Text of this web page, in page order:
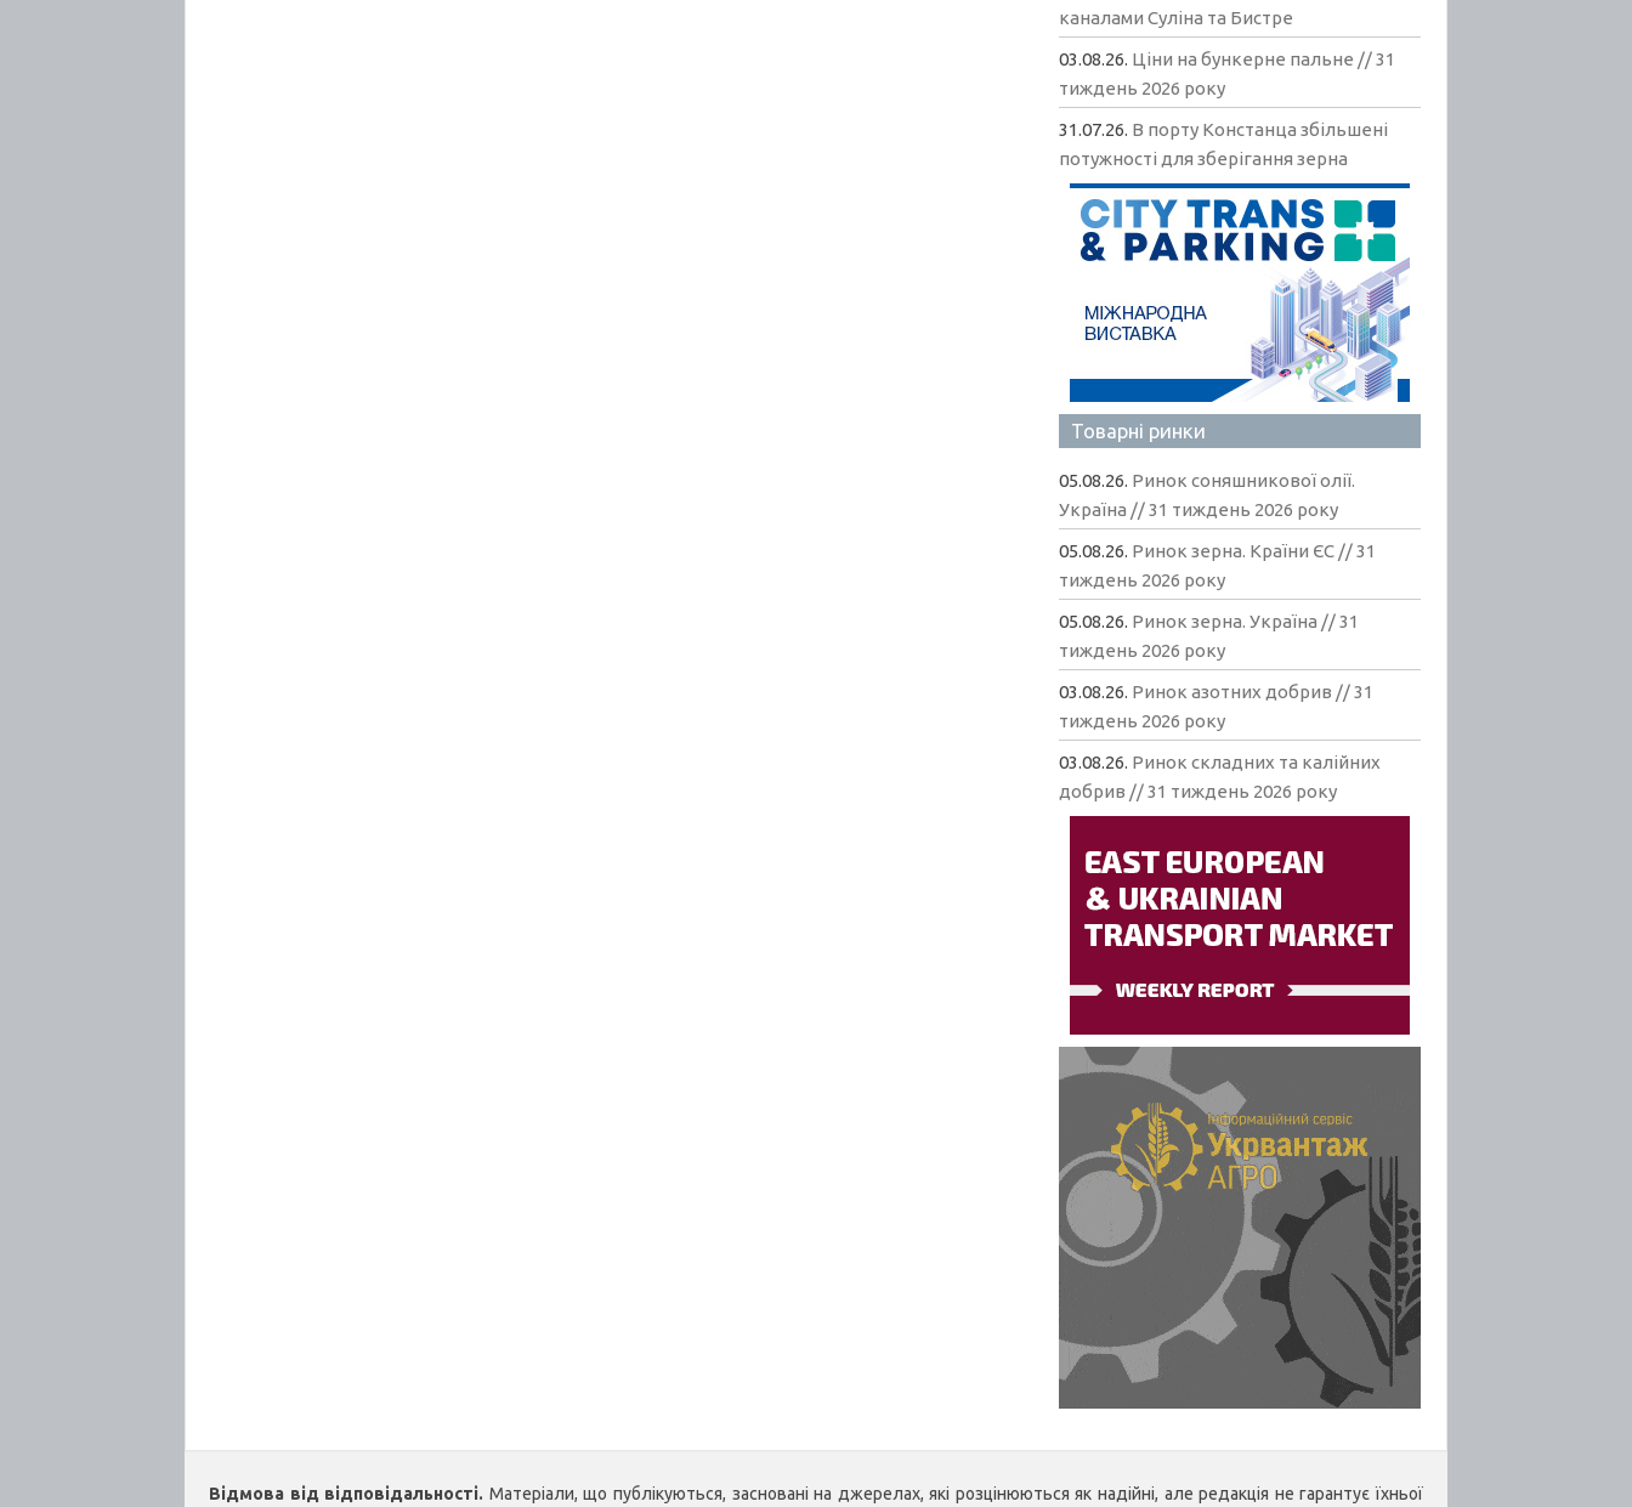
каналами Суліна та Бистре
03.08.26. Ціни на бункерне пальне // 31
тиждень 2026 року
31.07.26. В порту Констанца збільшені
потужності для зберігання зерна
Товарні ринки
05.08.26. Ринок соняшникової олії.
Україна // 31 тиждень 2026 року
05.08.26. Ринок зерна. Країни ЄС // 31
тиждень 2026 року
05.08.26. Ринок зерна. Україна // 31
тиждень 2026 року
03.08.26. Ринок азотних добрив // 31
тиждень 2026 року
03.08.26. Ринок складних та калійних
добрив // 31 тиждень 2026 року
Відмова від відповідальності. Матеріали, що публікуються, засновані на джерелах, які розцінюються як надійні, але редакція не гарантує їхньої